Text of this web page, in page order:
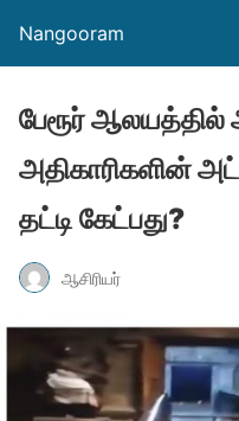
Nangooram
பேரூர் ஆலயத்தில்
அதிகாரிகளின்
தட்டி கேட்பது?
ஆசிரியர்